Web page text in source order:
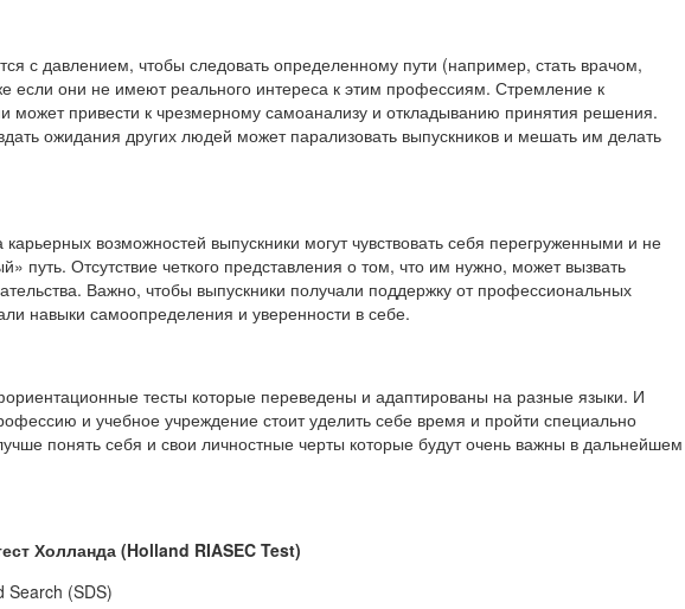
с давлением, чтобы следовать определенному пути (например, стать врачом,
если они не имеют реального интереса к этим профессиям. Стремление к
может привести к чрезмерному самоанализу и откладыванию принятия решения.
ожидания других людей может парализовать выпускников и мешать им делать
возможностей выпускники могут чувствовать себя перегруженными и не
путь. Отсутствие четкого представления о том, что им нужно, может вызвать
Важно, чтобы выпускники получали поддержку от профессиональных
навыки самоопределения и уверенности в себе.
тесты которые переведены и адаптированы на разные языки. И
и учебное учреждение стоит уделить себе время и пройти специально
понять себя и свои личностные черты которые будут очень важны в дальнейшем
Холланда (Holland RIASEC Test)
Search (SDS)